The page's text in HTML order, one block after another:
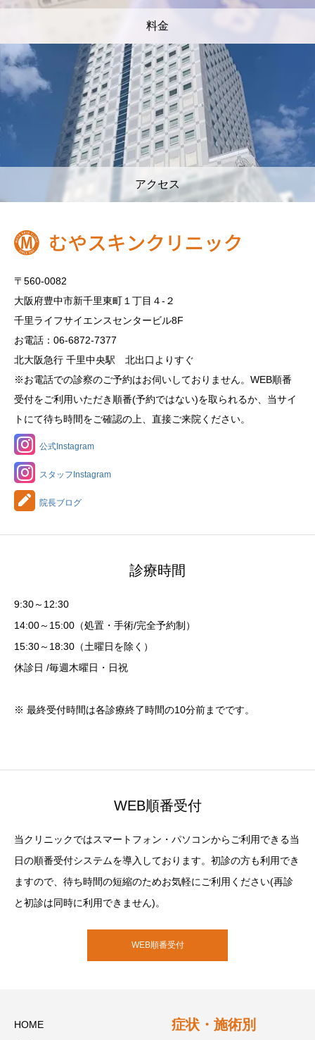
料金
アクセス
〒560-0082
大阪府豊中市新千里東町１丁目４‐２
千里ライフサイエンスセンタービル8F
お電話：06-6872-7377
北大阪急行 千里中央駅 北出口よりすぐ
※お電話での診察のご予約はお伺いしておりません。WEB順番
受付をご利用いただき順番(予約ではない)を取られるか、当サイ
トにて待ち時間をご確認の上、直接ご来院ください。
公式Instagram
スタッフInstagram
院長ブログ
診療時間
9:30～12:30
14:00～15:00（処置・手術/完全予約制）
15:30～18:30（土曜日を除く）
休診日 /毎週木曜日・日祝
※ 最終受付時間は各診療終了時間の10分前までです。
WEB順番受付
当クリニックではスマートフォン・パソコンからご利用できる当
日の順番受付システムを導入しております。初診の方も利用でき
ますので、待ち時間の短縮のためお気軽にご利用ください(再診
と初診は同時に利用できません)。
WEB順番受付
HOME
症状・施術別